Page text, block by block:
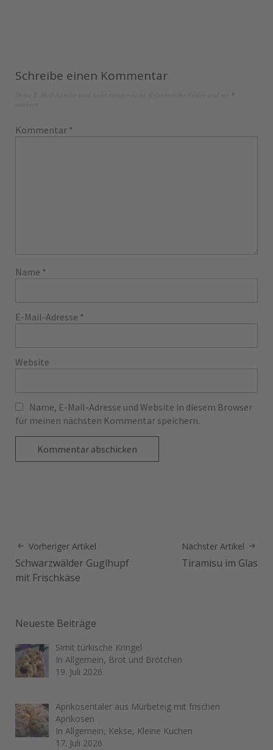
Schreibe einen Kommentar
*
Kommentar *
Name *
E-Mail-Adresse *
Website
Name, E-Mail-Adresse und Website in diesem Browser
für meinen nächsten Kommentar speichern.
Vorheriger Artikel
Schwarzwälder Guglhupf
mit Frischkäse
Nächster Artikel
Tiramisu im Glas
Neueste Beiträge
Simit türkische Kringel
In Allgemein, Brot und Brötchen
19. Juli 2026
Aprikosentaler aus Mürbeteig mit frischen
Aprikosen
In Allgemein, Kekse, Kleine Kuchen
17. Juli 2026